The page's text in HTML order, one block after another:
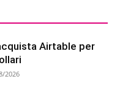
Airtable per
2026